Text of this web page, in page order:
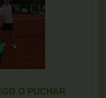
O PUCHAR